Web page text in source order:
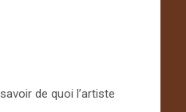
de quoi l’artiste